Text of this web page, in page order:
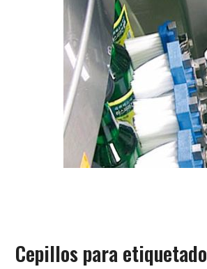
Cepillos para etiquetado